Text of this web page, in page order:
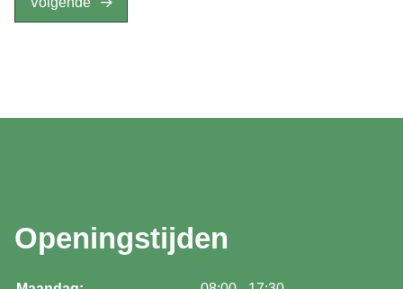
Openingstijden